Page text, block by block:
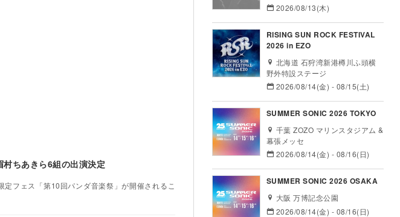
ちあきら6組の出演決定
フェス「第10回パンダ⾳楽祭」が開催されるこ
2026/08/13(木)
RISING SUN ROCK FESTIVAL
2026 in EZO
北海道 石狩湾新港樽川ふ頭横
野外特設ステージ
2026/08/14(金) - 08/15(土)
SUMMER SONIC 2026 TOKYO
千葉 ZOZO マリンスタジアム &
幕張メッセ
2026/08/14(金) - 08/16(日)
SUMMER SONIC 2026 OSAKA
大阪 万博記念公園
2026/08/14(金) - 08/16(日)